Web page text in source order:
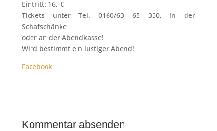
Eintritt: 16,-€
Tickets unter Tel. 0160/63 65 330, in der
Schafschänke
oder an der Abendkasse!
Wird bestimmt ein lustiger Abend!
Facebook
Kommentar absenden